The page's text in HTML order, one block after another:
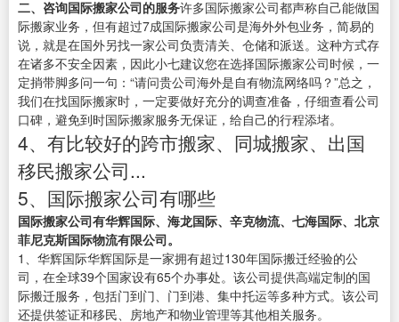
二、咨询国际搬家公司的服务许多国际搬家公司都声称自己能做国
际搬家业务，但有超过7成国际搬家公司是海外外包业务，简易的
说，就是在国外另找一家公司负责清关、仓储和派送。这种方式存
在诸多不安全因素，因此小七建议您在选择国际搬家公司时候，一
定捎带脚多问一句：“请问贵公司海外是自有物流网络吗？”总之，
我们在找国际搬家时，一定要做好充分的调查准备，仔细查看公司
口碑，避免到时国际搬家服务无保证，给自己的行程添堵。
4、有比较好的跨市搬家、同城搬家、出国
移民搬家公司...
5、国际搬家公司有哪些
国际搬家公司有华辉国际、海龙国际、辛克物流、七海国际、北京
菲尼克斯国际物流有限公司。
1、华辉国际华辉国际是一家拥有超过130年国际搬迁经验的公
司，在全球39个国家设有65个办事处。该公司提供高端定制的国
际搬迁服务，包括门到门、门到港、集中托运等多种方式。该公司
还提供签证和移民、房地产和物业管理等其他相关服务。